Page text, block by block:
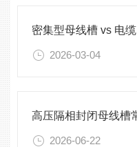
密集型母线槽 vs 电缆
2026-03-04
2026-06-22